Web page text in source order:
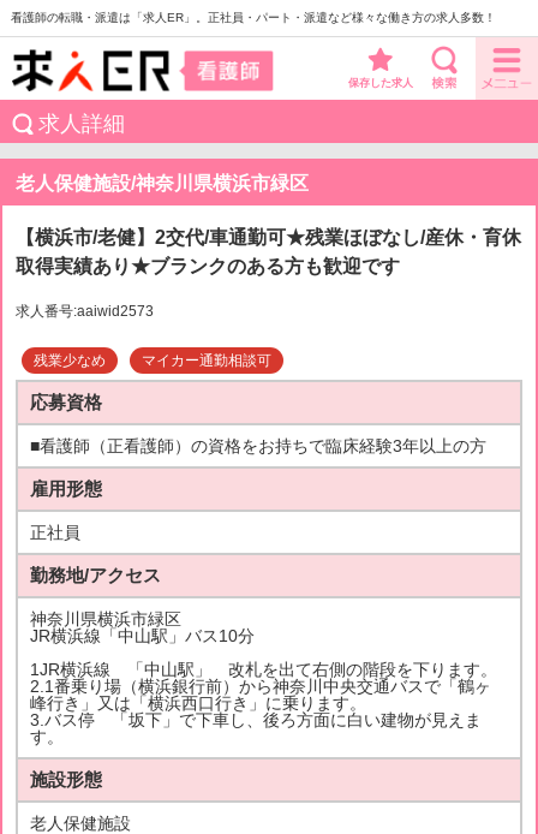
看護師の転職・派遣は「求人ER」。正社員・パート・派遣など様々な働き方の求人多数！
保存した求人
求人詳細
老人保健施設/神奈川県横浜市緑区
【横浜市/老健】2交代/車通勤可★残業ほぼなし/産休・育休
取得実績あり★ブランクのある方も歓迎です
求人番号:aaiwid2573
残業少なめ マイカー通勤相談可
応募資格
■看護師（正看護師）の資格をお持ちで臨床経験3年以上の方
雇用形態
正社員
勤務地/アクセス
神奈川県横浜市緑区
JR横浜線「中山駅」バス10分
1JR横浜線 「中山駅」 改札を出て右側の階段を下ります。
2.1番乗り場（横浜銀行前）から神奈川中央交通バスで「鶴ヶ
峰行き」又は「横浜西口行き」に乗ります。
3.バス停 「坂下」で下車し、後ろ方面に白い建物が見えま
す。
施設形態
老人保健施設